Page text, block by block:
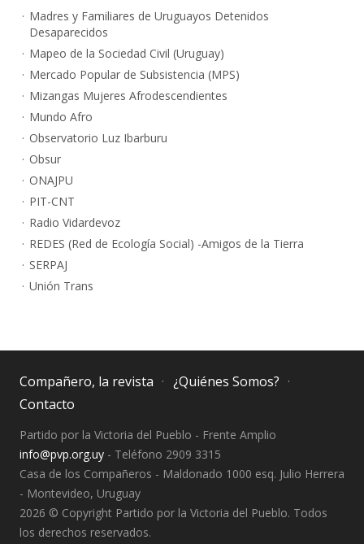
Madres y Familiares de Uruguayos Detenidos
Desaparecidos
Mapeo de la Sociedad Civil (Uruguay)
Mercado Popular de Subsistencia (MPS)
Mizangas Mujeres Afrodescendientes
Mundo Afro
Observatorio Luz Ibarburu
Obsur
ONAJPU
PIT-CNT
Radio Vidardevoz
REDES (Red de Ecología Social) -Amigos de la Tierra
SERPAJ
Unión Trans
Compañero, la revista
¿Quiénes Somos?
Contacto
Partido por la Victoria del Pueblo - Frente Amplio
info@pvp.org.uy - Teléfono 2909 3315
Casa de los Compañeros - Maldonado 1000 esq. Julio Herrera
- Montevideo, Uruguay
2026 © Copyright Partido por la Victoria del Pueblo. Todos
los derechos reservados.